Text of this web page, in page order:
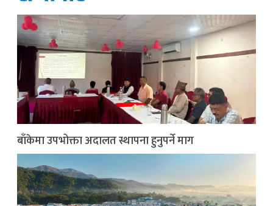
बाँकेमा उपभोक्ता अदालत स्थापना हुनुपर्ने माग